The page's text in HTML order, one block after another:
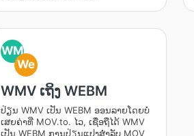
WM
We
WMV ເຖິງ WEBM
ປ່ຽນ WMV ເປັນ WEBM ອອນລາຍໂດຍບໍ່
ເສຍຄ່າທີ່ MOV.to. ໄວ, ເຊື່ອຖືໄດ້ WMV
ເປັນ WEBM ການປ່ຽນແປງສໍາລັບ MOV